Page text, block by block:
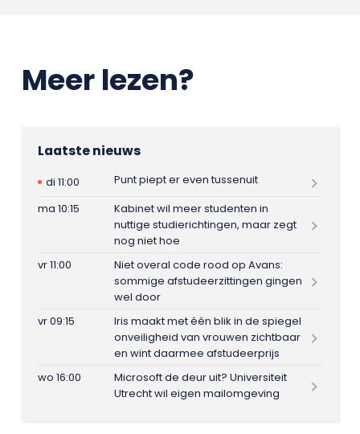
Meer lezen?
Laatste nieuws
di 11:00
Punt piept er even tussenuit
ma 10:15
Kabinet wil meer studenten in
nuttige studierichtingen, maar zegt
nog niet hoe
vr 11:00
Niet overal code rood op Avans:
sommige afstudeerzittingen gingen
wel door
vr 09:15
Iris maakt met één blik in de spiegel
onveiligheid van vrouwen zichtbaar
en wint daarmee afstudeerprijs
wo 16:00
Microsoft de deur uit? Universiteit
Utrecht wil eigen mailomgeving